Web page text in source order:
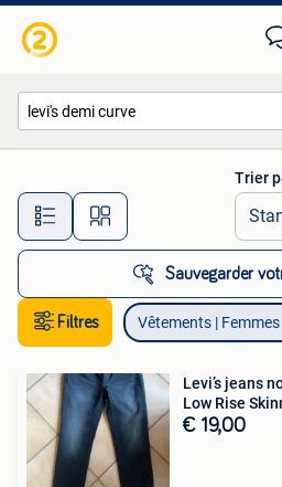
Toutes les
Trier
Sauvegarder
Filtres Vêtements | Femmes
Levi’s jeans
Low Rise
€ 19,00